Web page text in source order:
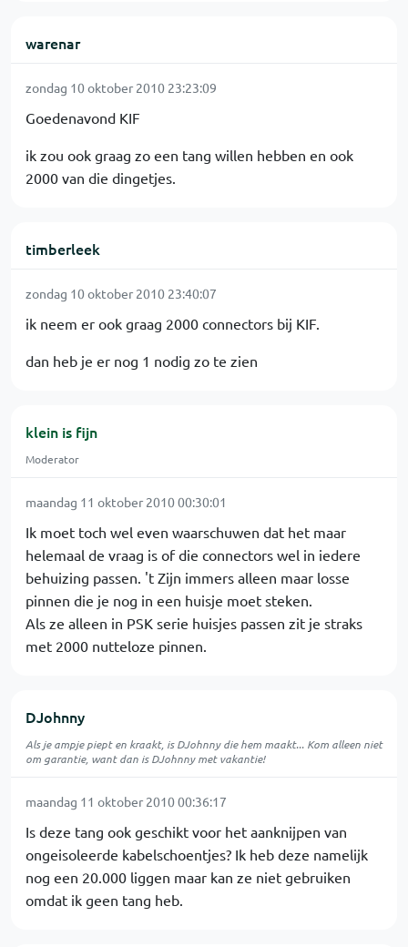
warenar
zondag 10 oktober 2010 23:23:09
Goedenavond KIF
ik zou ook graag zo een tang willen hebben en ook
2000 van die dingetjes.
timberleek
zondag 10 oktober 2010 23:40:07
ik neem er ook graag 2000 connectors bij KIF.
dan heb je er nog 1 nodig zo te zien
klein is fijn
Moderator
maandag 11 oktober 2010 00:30:01
Ik moet toch wel even waarschuwen dat het maar
helemaal de vraag is of die connectors wel in iedere
behuizing passen. 't Zijn immers alleen maar losse
pinnen die je nog in een huisje moet steken.
Als ze alleen in PSK serie huisjes passen zit je straks
met 2000 nutteloze pinnen.
DJohnny
Als je ampje piept en kraakt, is DJohnny die hem maakt... Kom alleen niet
om garantie, want dan is DJohnny met vakantie!
maandag 11 oktober 2010 00:36:17
Is deze tang ook geschikt voor het aanknijpen van
ongeisoleerde kabelschoentjes? Ik heb deze namelijk
nog een 20.000 liggen maar kan ze niet gebruiken
omdat ik geen tang heb.